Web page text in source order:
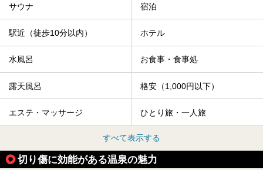
サウナ 宿泊
駅近（徒歩10分以内） ホテル
水風呂 お食事・食事処
露天風呂 格安（1,000円以下）
エステ・マッサージ ひとり旅・一人旅
すべて表示する
切り傷に効能がある温泉の魅力